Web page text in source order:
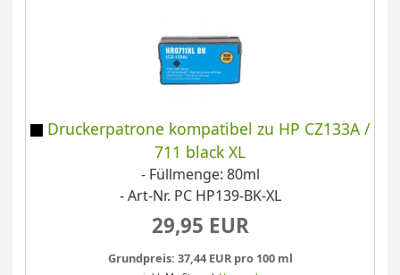
Druckerpatrone kompatibel zu HP CZ133A /
711 black XL
- Füllmenge: 80ml
- Art-Nr. PC HP139-BK-XL
29,95 EUR
Grundpreis: 37,44 EUR pro 100 ml